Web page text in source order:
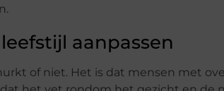
aanpassen
of niet. Het is dat mensen met